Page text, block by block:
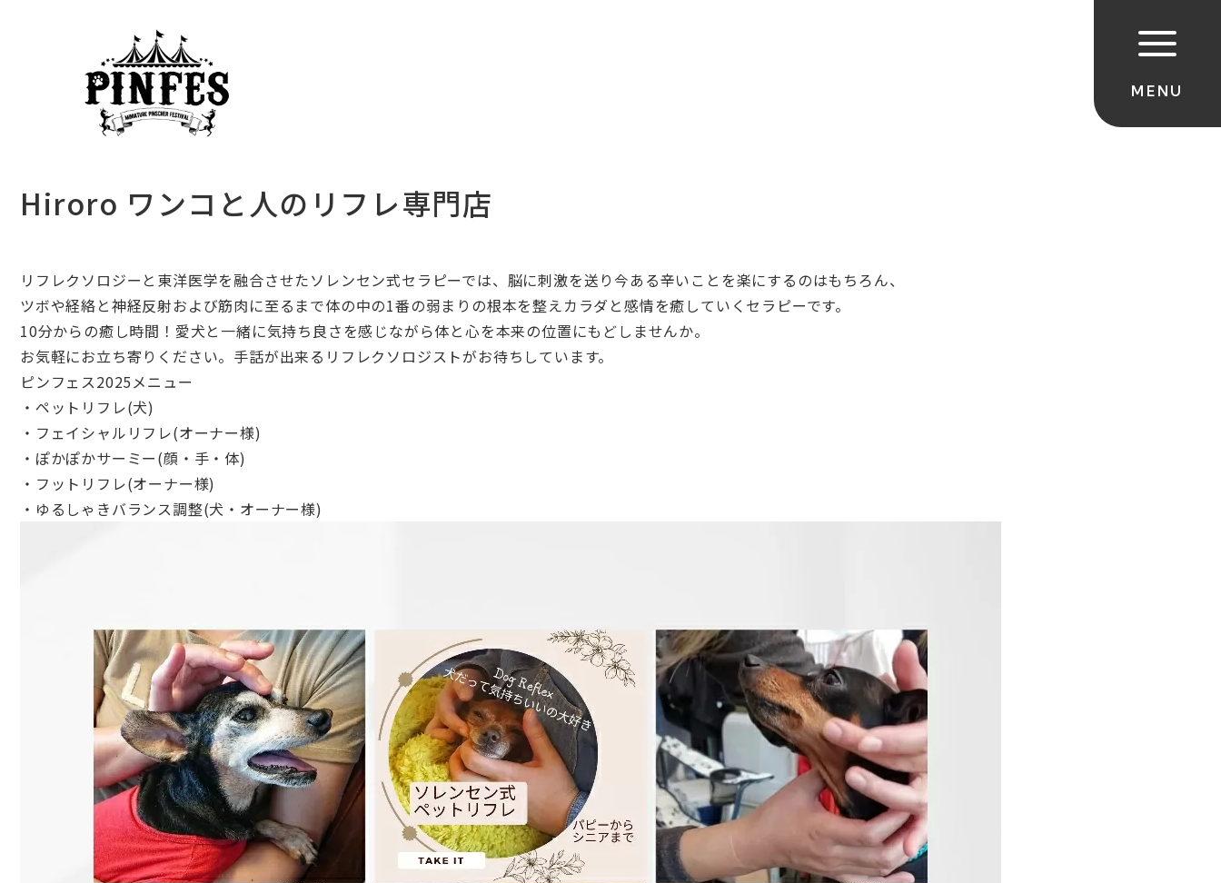
Hiroro ワンコと人のリフレ専門店
リフレクソロジーと東洋医学を融合させたソレンセン式セラピーでは、脳に刺激を送り今ある辛いことを楽にするのはもちろん、
ツボや経絡と神経反射および筋肉に至るまで体の中の1番の弱まり の根本を整えカラダと感情を癒していくセラピーです。
10分からの癒し時間！ 愛犬と一緒に気持ち良さを感じながら体と心を本来の位置にもどし ませんか。
お気軽にお立ち寄りください。 手話が出来るリフレクソロジストがお待ちしています。
ピンフェス2025メニュー
・ペットリフレ(犬)
・フェイシャルリフレ(オーナー様)
・ぽかぽかサーミー(顔・手・体)
・フットリフレ(オーナー様)
・ゆるしゃきバランス調整(犬・オーナー様)